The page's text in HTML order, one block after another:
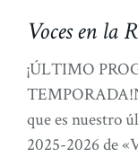
Voces en la
¡ÚLTIMO
que es nuestro
2025-2026 de